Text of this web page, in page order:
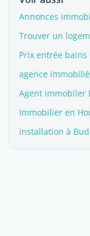
Annonces
Trouver un
Prix entrée bains
agence
Agent immobiler
Immobilier en
installation à